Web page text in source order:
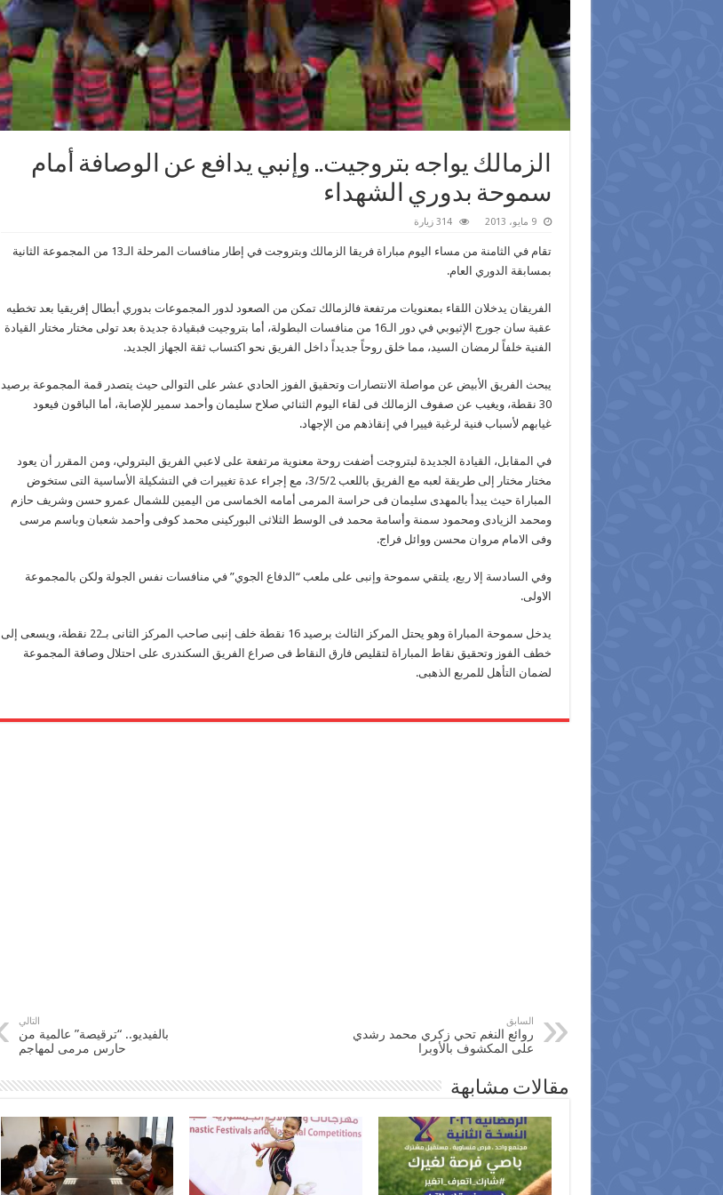
الزمالك يواجه بتروجيت.. وإنبي يدافع عن الوصافة أمام
سموحة بدوري الشهداء
9 مايو، 2013 314 زيارة
تقام في الثامنة من مساء اليوم مباراة فريقا الزمالك وبتروجت في إطار منافسات المرحلة الـ13 من المجموعة الثانية
بمسابقة الدوري العام.
الفريقان يدخلان اللقاء بمعنويات مرتفعة فالزمالك تمكن من الصعود لدور المجموعات بدوري أبطال إفريقيا بعد تخطيه
عقبة سان جورج الإثيوبي في دور الـ16 من منافسات البطولة، أما بتروجيت فبقيادة جديدة بعد تولى مختار مختار القيادة
الفنية خلفاً لرمضان السيد، مما خلق روحاً جديداً داخل الفريق نحو اكتساب ثقة الجهاز الجديد.
يبحث الفريق الأبيض عن مواصلة الانتصارات وتحقيق الفوز الحادي عشر على التوالى حيث يتصدر قمة المجموعة برصيد
30 نقطة، ويغيب عن صفوف الزمالك فى لقاء اليوم الثنائي صلاح سليمان وأحمد سمير للإصابة، أما الباقون فيعود
غيابهم لأسباب فنية لرغبة فييرا في إنقاذهم من الإجهاد.
في المقابل، القيادة الجديدة لبتروجت أضفت روحة معنوية مرتفعة على لاعبي الفريق البترولي، ومن المقرر أن يعود
مختار مختار إلى طريقة لعبه مع الفريق باللعب 3/5/2، مع إجراء عدة تغييرات في التشكيلة الأساسية التى ستخوض
المباراة حيث يبدأ بالمهدى سليمان فى حراسة المرمى أمامه الخماسى من اليمين للشمال عمرو حسن وشريف حازم
ومحمد الزيادى ومحمود سمنة وأسامة محمد فى الوسط الثلاثى البوركينى محمد كوفى وأحمد شعبان وباسم مرسى
وفى الامام مروان محسن ووائل فراج.
وفي السادسة إلا ربع، يلتقي سموحة وإنبى على ملعب “الدفاع الجوي” في منافسات نفس الجولة ولكن بالمجموعة
الاولى.
يدخل سموحة المباراة وهو يحتل المركز الثالث برصيد 16 نقطة خلف إنبى صاحب المركز الثانى بـ22 نقطة، ويسعى إلى
خطف الفوز وتحقيق نقاط المباراة لتقليص فارق النقاط فى صراع الفريق السكندرى على احتلال وصافة المجموعة
لضمان التأهل للمربع الذهبى.
السابق
روائع النغم تحي زكري محمد رشدي
على المكشوف بالأوبرا
التالي
بالفيديو.. “ترقيصة” عالمية من
حارس مرمى لمهاجم
مقالات مشابهة